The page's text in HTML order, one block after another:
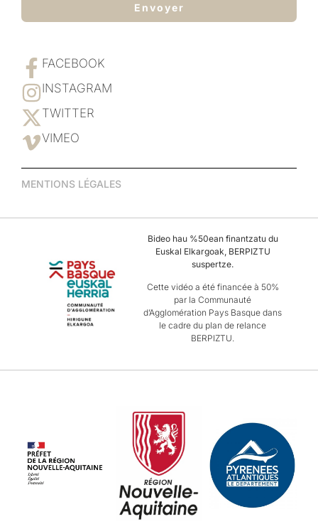
Envoyer
FACEBOOK
INSTAGRAM
TWITTER
VIMEO
MENTIONS LÉGALES
Bideo hau %50ean finantzatu du
Euskal Elkargoak, BERPIZTU
suspertze.
Cette vidéo a été financée à 50%
par la Communauté
d’Agglomération Pays Basque dans
le cadre du plan de relance
BERPIZTU.